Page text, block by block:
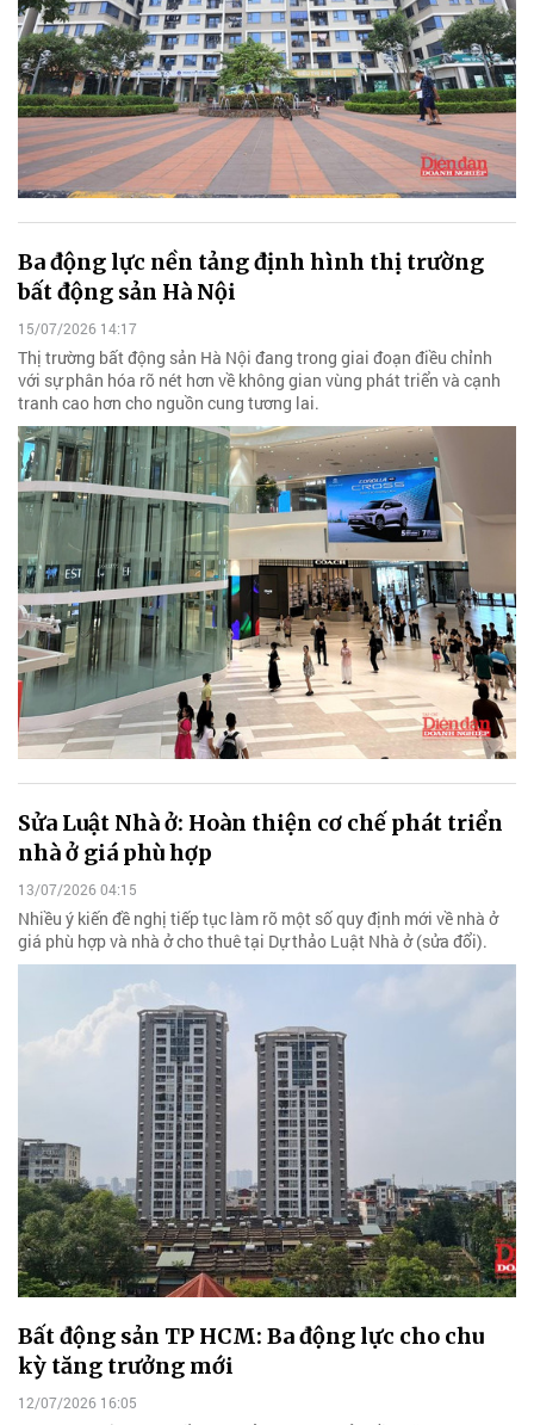
Ba động lực nền tảng định hình thị trường
bất động sản Hà Nội
15/07/2026 14:17
Thị trường bất động sản Hà Nội đang trong giai đoạn điều chỉnh
với sự phân hóa rõ nét hơn về không gian vùng phát triển và cạnh
tranh cao hơn cho nguồn cung tương lai.
Sửa Luật Nhà ở: Hoàn thiện cơ chế phát triển
nhà ở giá phù hợp
13/07/2026 04:15
Nhiều ý kiến đề nghị tiếp tục làm rõ một số quy định mới về nhà ở
giá phù hợp và nhà ở cho thuê tại Dự thảo Luật Nhà ở (sửa đổi).
Bất động sản TP HCM: Ba động lực cho chu
kỳ tăng trưởng mới
12/07/2026 16:05